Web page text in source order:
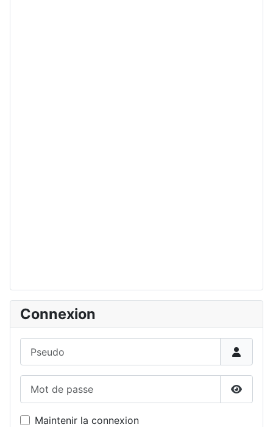
Connexion
Maintenir la connexion